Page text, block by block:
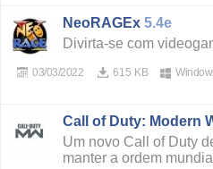
NeoRAGEx 5.4e
Divirta-se com
615 KB
03/03/2022
Call of Duty: Modern
Um novo Call of Duty
manter a ordem mundial